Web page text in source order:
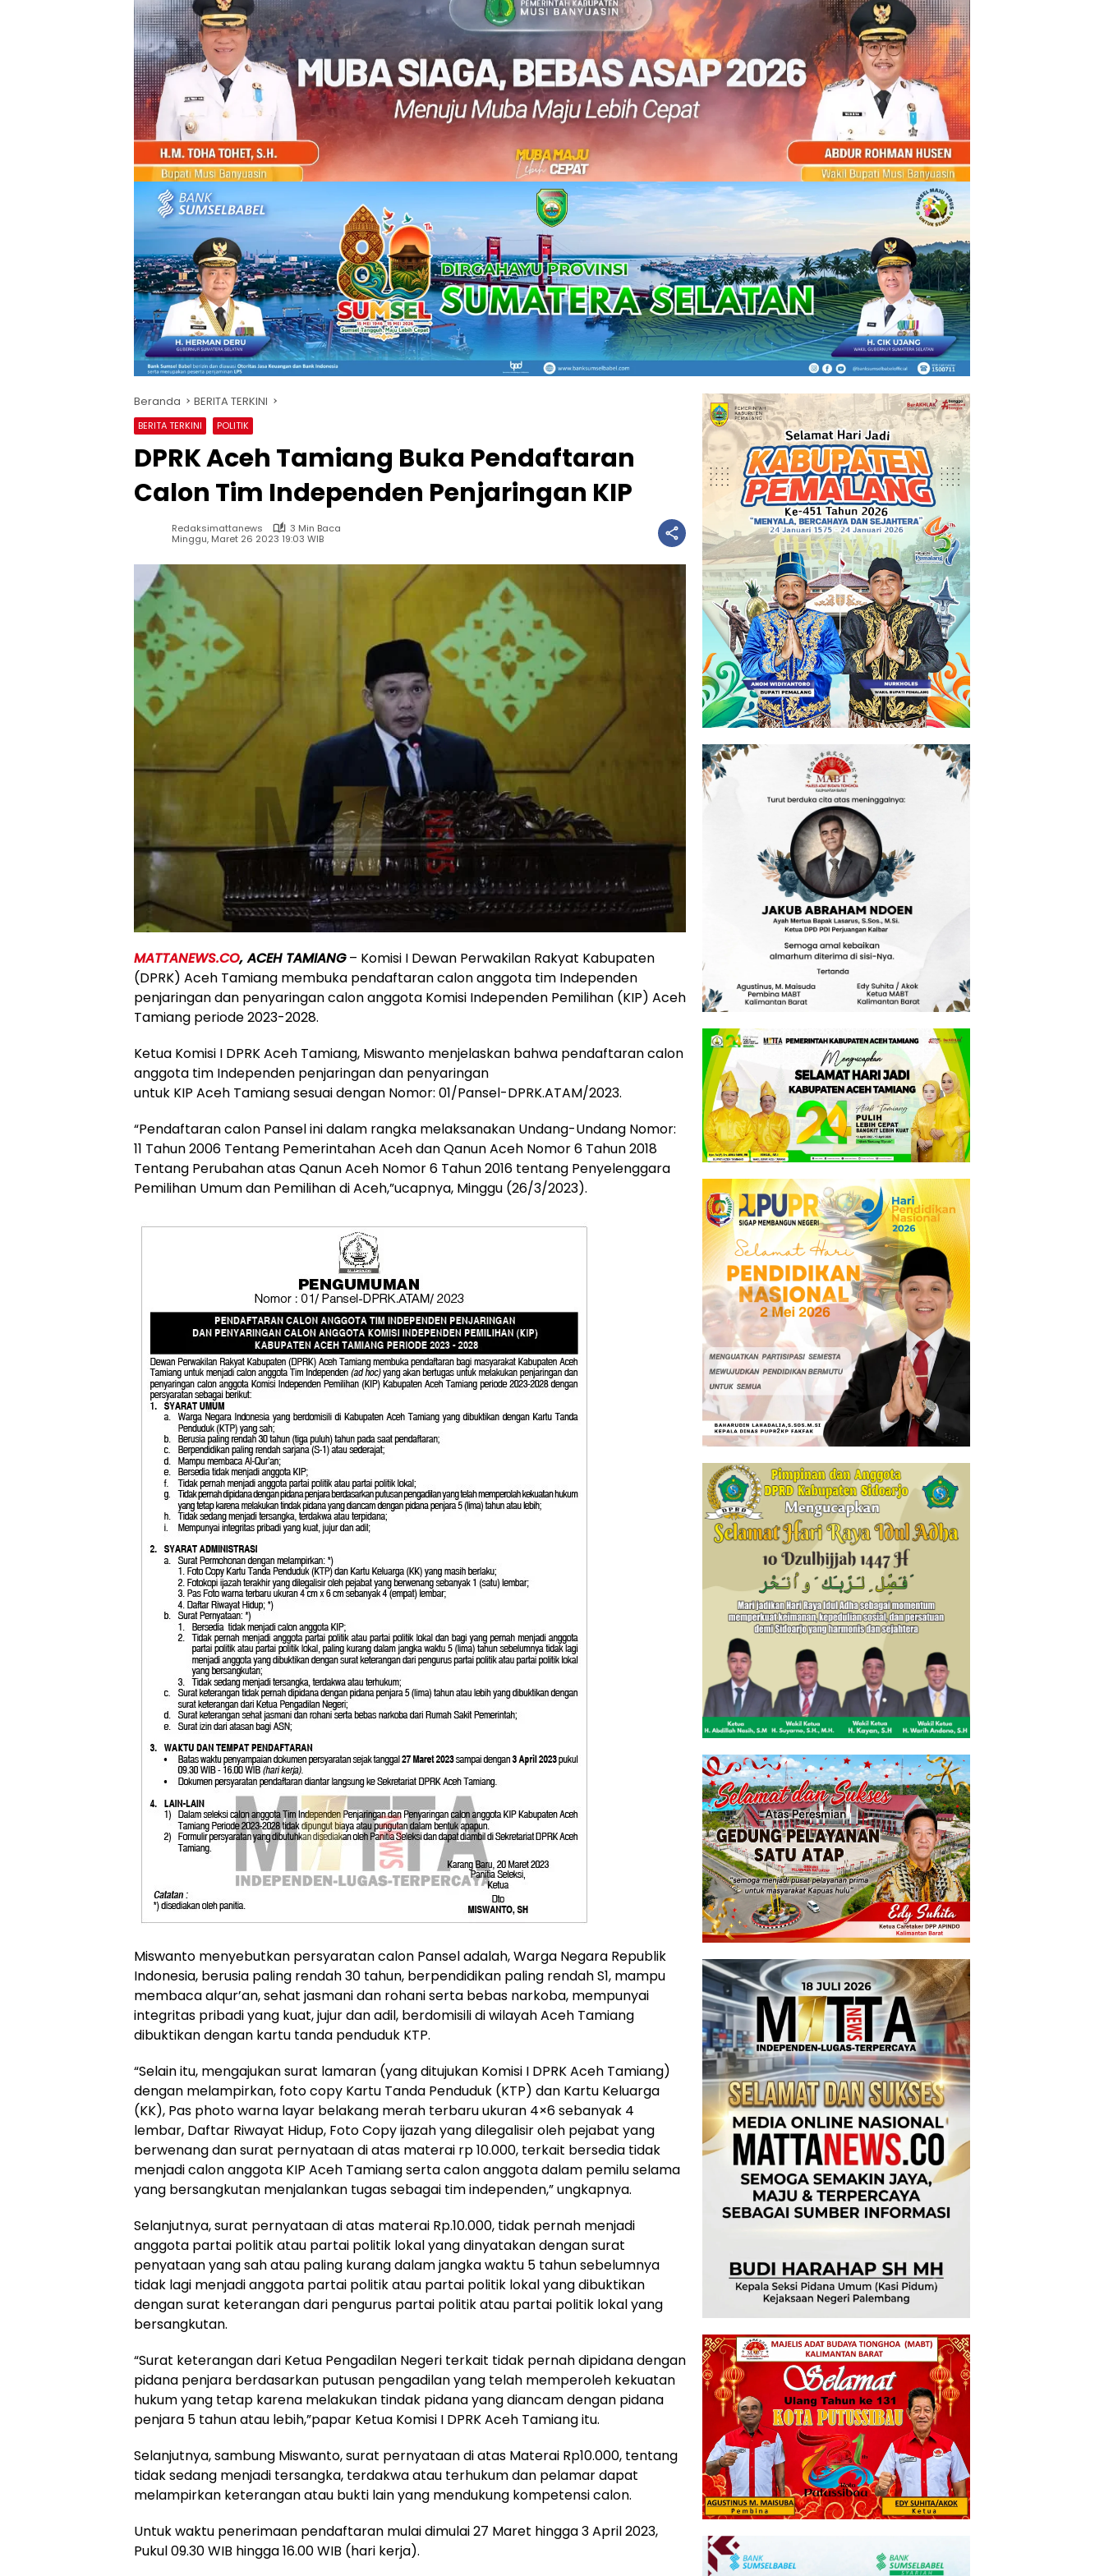
Beranda BERITA TERKINI
BERITA TERKINI POLITIK
DPRK Aceh Tamiang Buka Pendaftaran
Calon Tim Independen Penjaringan KIP
Redaksimattanews
3 Min Baca
Minggu, Maret 26 2023 19:03 WIB
MATTANEWS.CO, ACEH TAMIANG– Komisi I Dewan Perwakilan Rakyat Kabupaten
(DPRK) Aceh Tamiang membuka pendaftaran calon anggota tim Independen
penjaringan dan penyaringan calon anggota Komisi Independen Pemilihan (KIP) Aceh
Tamiang periode 2023-2028.
Ketua Komisi I DPRK Aceh Tamiang, Miswanto menjelaskan bahwa pendaftaran calon
anggota tim Independen penjaringan dan penyaringan
untuk KIP Aceh Tamiang sesuai dengan Nomor: 01/Pansel-DPRK.ATAM/2023.
“Pendaftaran calon Pansel ini dalam rangka melaksanakan Undang-Undang Nomor:
11 Tahun 2006 Tentang Pemerintahan Aceh dan Qanun Aceh Nomor 6 Tahun 2018
Tentang Perubahan atas Qanun Aceh Nomor 6 Tahun 2016 tentang Penyelenggara
Pemilihan Umum dan Pemilihan di Aceh,”ucapnya, Minggu (26/3/2023).
Miswanto menyebutkan persyaratan calon Pansel adalah, Warga Negara Republik
Indonesia, berusia paling rendah 30 tahun, berpendidikan paling rendah S1, mampu
membaca alqur’an, sehat jasmani dan rohani serta bebas narkoba, mempunyai
integritas pribadi yang kuat, jujur dan adil, berdomisili di wilayah Aceh Tamiang
dibuktikan dengan kartu tanda penduduk KTP.
“Selain itu, mengajukan surat lamaran (yang ditujukan Komisi I DPRK Aceh Tamiang)
dengan melampirkan, foto copy Kartu Tanda Penduduk (KTP) dan Kartu Keluarga
(KK), Pas photo warna layar belakang merah terbaru ukuran 4×6 sebanyak 4
lembar, Daftar Riwayat Hidup, Foto Copy ijazah yang dilegalisir oleh pejabat yang
berwenang dan surat pernyataan di atas materai rp 10.000, terkait bersedia tidak
menjadi calon anggota KIP Aceh Tamiang serta calon anggota dalam pemilu selama
yang bersangkutan menjalankan tugas sebagai tim independen,” ungkapnya.
Selanjutnya, surat pernyataan di atas materai Rp.10.000, tidak pernah menjadi
anggota partai politik atau partai politik lokal yang dinyatakan dengan surat
penyataan yang sah atau paling kurang dalam jangka waktu 5 tahun sebelumnya
tidak lagi menjadi anggota partai politik atau partai politik lokal yang dibuktikan
dengan surat keterangan dari pengurus partai politik atau partai politik lokal yang
bersangkutan.
“Surat keterangan dari Ketua Pengadilan Negeri terkait tidak pernah dipidana dengan
pidana penjara berdasarkan putusan pengadilan yang telah memperoleh kekuatan
hukum yang tetap karena melakukan tindak pidana yang diancam dengan pidana
penjara 5 tahun atau lebih,”papar Ketua Komisi I DPRK Aceh Tamiang itu.
Selanjutnya, sambung Miswanto, surat pernyataan di atas Materai Rp10.000, tentang
tidak sedang menjadi tersangka, terdakwa atau terhukum dan pelamar dapat
melampirkan keterangan atau bukti lain yang mendukung kompetensi calon.
Untuk waktu penerimaan pendaftaran mulai dimulai 27 Maret hingga 3 April 2023,
Pukul 09.30 WIB hingga 16.00 WIB (hari kerja).